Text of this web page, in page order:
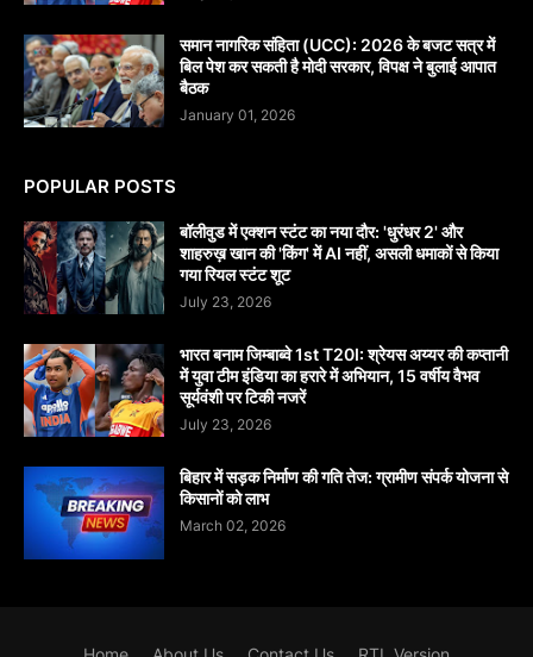
समान नागरिक संहिता (UCC): 2026 के बजट सत्र में
बिल पेश कर सकती है मोदी सरकार, विपक्ष ने बुलाई आपात
बैठक
January 01, 2026
POPULAR POSTS
बॉलीवुड में एक्शन स्टंट का नया दौर: 'धुरंधर 2' और
शाहरुख़ खान की 'किंग' में AI नहीं, असली धमाकों से किया
गया रियल स्टंट शूट
July 23, 2026
भारत बनाम जिम्बाब्वे 1st T20I: श्रेयस अय्यर की कप्तानी
में युवा टीम इंडिया का हरारे में अभियान, 15 वर्षीय वैभव
सूर्यवंशी पर टिकी नजरें
July 23, 2026
बिहार में सड़क निर्माण की गति तेज: ग्रामीण संपर्क योजना से
किसानों को लाभ
March 02, 2026